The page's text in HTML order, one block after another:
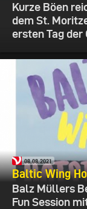
Kurze Böen
dem St.
ersten Tag der
08.08.2021
Baltic Wing
Balz Müllers
Fun Session